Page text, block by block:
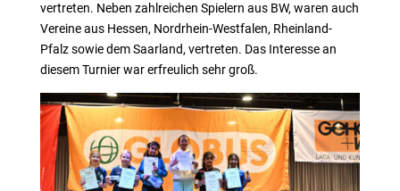
vertreten. Neben zahlreichen Spielern aus BW, waren auch
Vereine aus Hessen, Nordrhein-Westfalen, Rheinland-
Pfalz sowie dem Saarland, vertreten. Das Interesse an
diesem Turnier war erfreulich sehr groß.